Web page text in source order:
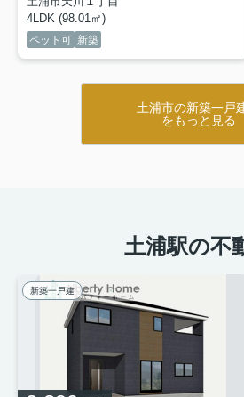
4LDK (98.01㎡)
ペット可 新築
土浦市の新築一戸
をもっと見る
土浦駅の不
新築一戸建